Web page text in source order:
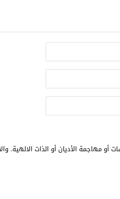
أو مهاجمة الأديان أو الذات الالهية.